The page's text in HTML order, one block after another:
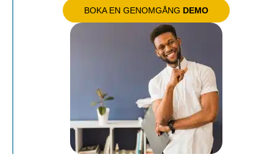
BOKA EN GENOMGÅNG DEMO